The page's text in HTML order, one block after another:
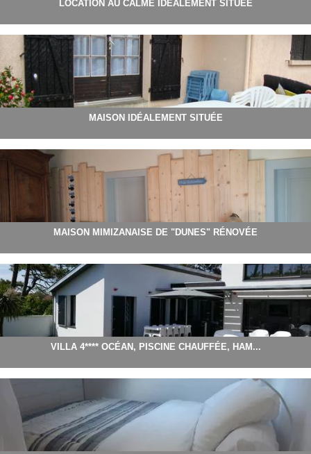
LOCATION AU CALME IDÉALEMENT SITUÉE
MAISON IDÉALEMENT SITUÉE
MAISON MIMIZANAISE DE "DUNES" RÉNOVÉE
VILLA 4**** OCÉAN, PISCINE CHAUFFÉE, HAM...